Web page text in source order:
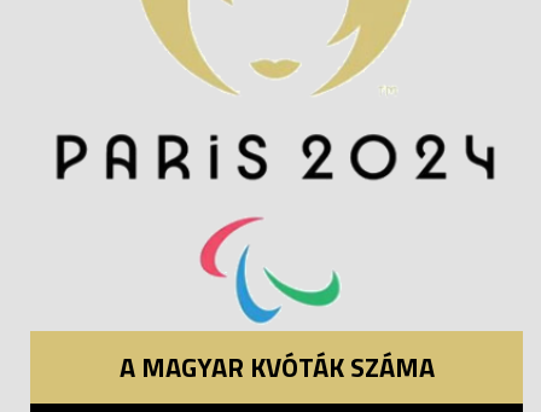
A MAGYAR KVÓTÁK SZÁMA